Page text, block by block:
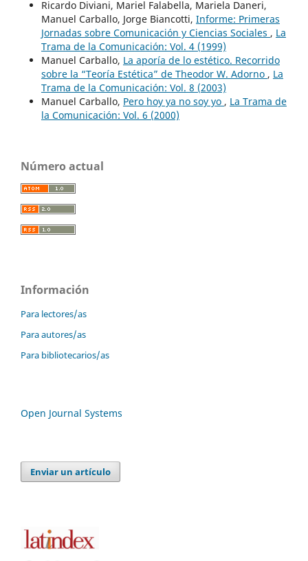
Ricardo Diviani, Mariel Falabella, Mariela Daneri,
Manuel Carballo, Jorge Biancotti, Informe: Primeras
Jornadas sobre Comunicación y Ciencias Sociales , La
Trama de la Comunicación: Vol. 4 (1999)
Manuel Carballo, La aporía de lo estético. Recorrido
sobre la “Teoría Estética” de Theodor W. Adorno , La
Trama de la Comunicación: Vol. 8 (2003)
Manuel Carballo, Pero hoy ya no soy yo , La Trama de
la Comunicación: Vol. 6 (2000)
Número actual
Información
Para lectores/as
Para autores/as
Para bibliotecarios/as
Open Journal Systems
Enviar un artículo